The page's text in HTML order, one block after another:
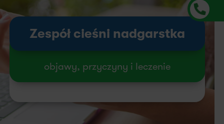
Zespół cieśni nadgarstka
objawy, przyczyny i leczenie